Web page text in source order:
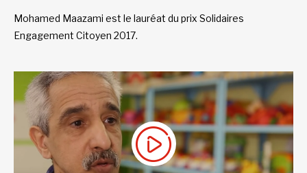
Mohamed Maazami est le lauréat du prix Solidaires
Engagement Citoyen 2017.